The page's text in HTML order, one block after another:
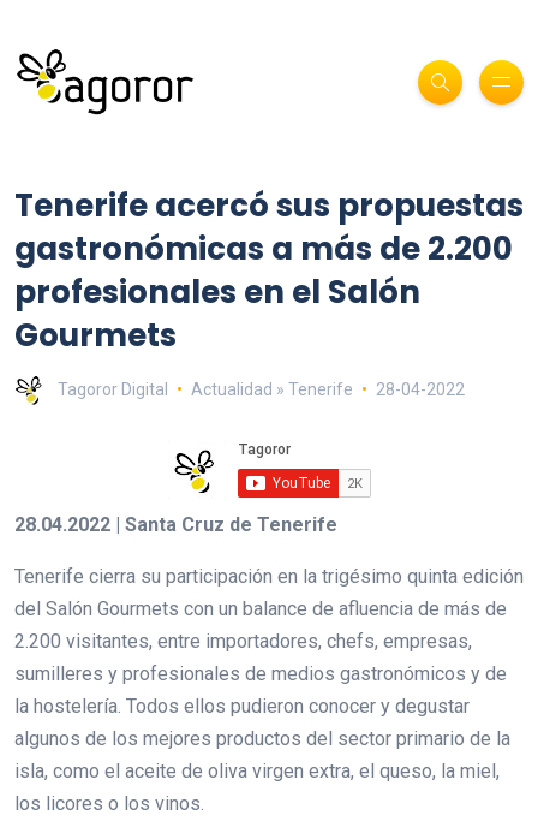
Tenerife acercó sus propuestas
gastronómicas a más de 2.200
profesionales en el Salón
Gourmets
Tagoror Digital Actualidad » Tenerife 28-04-2022
28.04.2022 | Santa Cruz de Tenerife
Tenerife cierra su participación en la trigésimo quinta edición
del Salón Gourmets con un balance de afluencia de más de
2.200 visitantes, entre importadores, chefs, empresas,
sumilleres y profesionales de medios gastronómicos y de
la hostelería. Todos ellos pudieron conocer y degustar
algunos de los mejores productos del sector primario de la
isla, como el aceite de oliva virgen extra, el queso, la miel,
los licores o los vinos.